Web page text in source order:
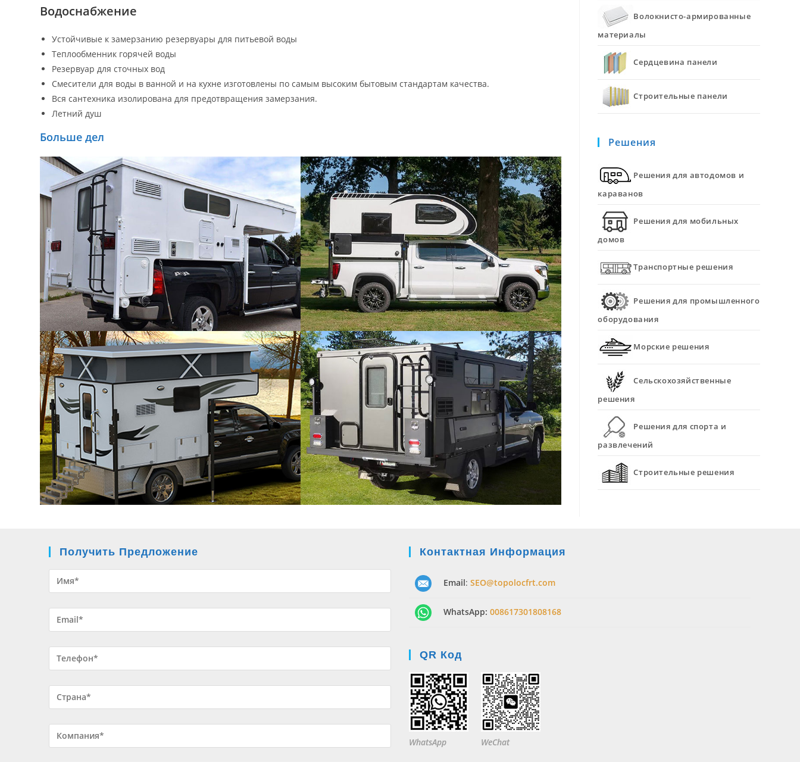
Водоснабжение
Устойчивые к замерзанию резервуары для питьевой воды
Теплообменник горячей воды
Резервуар для сточных вод
Смесители для воды в ванной и на кухне изготовлены по самым высоким бытовым стандартам качества.
Вся сантехника изолирована для предотвращения замерзания.
Летний душ
Больше дел
Волокнисто-армированные
материалы
Сердцевина панели
Строительные панели
Решения
Решения для автодомов и
караванов
Решения для мобильных
домов
Транспортные решения
Решения для промышленного
оборудования
Морские решения
Сельскохозяйственные
решения
Решения для спорта и
развлечений
Строительные решения
Получить Предложение Контактная Информация
Email: SEO@topolocfrt.com
WhatsApp: 008617301808168
QR Код
WhatsApp WeChat